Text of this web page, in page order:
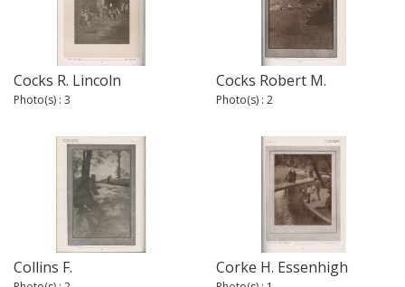
Cocks R. Lincoln
Photo(s) : 3
Cocks Robert M.
Photo(s) : 2
Collins F. Corke H. Essenhigh